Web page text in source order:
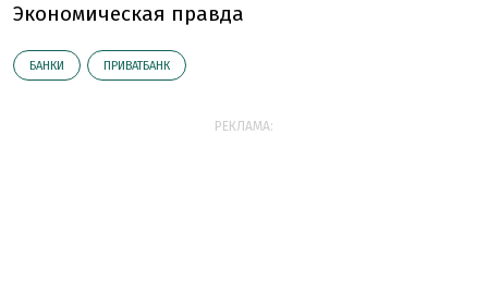
Экономическая правда
БАНКИ ПРИВАТБАНК
РЕКЛАМА: